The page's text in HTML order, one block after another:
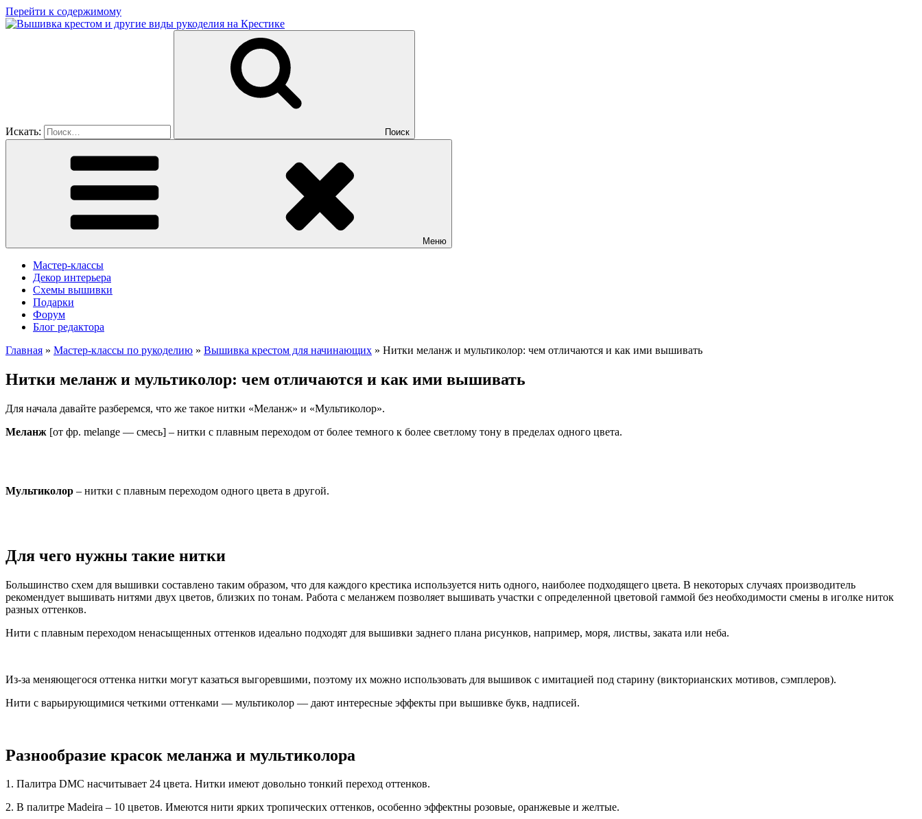
Перейти к содержимому
Искать: Поиск
Меню
Мастер-классы
Декор интерьера
Схемы вышивки
Подарки
Форум
Блог редактора
Главная » Мастер-классы по рукоделию » Вышивка крестом для начинающих » Нитки меланж и мультиколор: чем отличаются и как ими вышивать
Нитки меланж и мультиколор: чем отличаются и как ими вышивать
Для начала давайте разберемся, что же такое нитки «Меланж» и «Мультиколор».
Меланж [от фр. melange — смесь] – нитки с плавным переходом от более темного к более светлому тону в пределах одного цвета.
Мультиколор – нитки с плавным переходом одного цвета в другой.
Для чего нужны такие нитки
Большинство схем для вышивки составлено таким образом, что для каждого крестика используется нить одного, наиболее подходящего цвета. В некоторых случаях производитель
рекомендует вышивать нитями двух цветов, близких по тонам. Работа с меланжем позволяет вышивать участки с определенной цветовой гаммой без необходимости смены в иголке ниток
разных оттенков.
Нити с плавным переходом ненасыщенных оттенков идеально подходят для вышивки заднего плана рисунков, например, моря, листвы, заката или неба.
Из-за меняющегося оттенка нитки могут казаться выгоревшими, поэтому их можно использовать для вышивок с имитацией под старину (викторианских мотивов, сэмплеров).
Нити с варьирующимися четкими оттенками — мультиколор — дают интересные эффекты при вышивке букв, надписей.
Разнообразие красок меланжа и мультиколора
1. Палитра DMC насчитывает 24 цвета. Нитки имеют довольно тонкий переход оттенков.
2. В палитре Madeira – 10 цветов. Имеются нити ярких тропических оттенков, особенно эффектны розовые, оранжевые и желтые.